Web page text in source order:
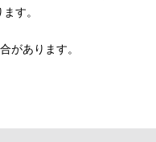
す。
があります。